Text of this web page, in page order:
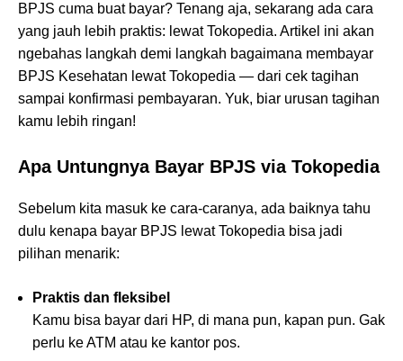
BPJS cuma buat bayar? Tenang aja, sekarang ada cara
yang jauh lebih praktis: lewat Tokopedia. Artikel ini akan
ngebahas langkah demi langkah bagaimana membayar
BPJS Kesehatan lewat Tokopedia — dari cek tagihan
sampai konfirmasi pembayaran. Yuk, biar urusan tagihan
kamu lebih ringan!
Apa Untungnya Bayar BPJS via Tokopedia
Sebelum kita masuk ke cara-caranya, ada baiknya tahu
dulu kenapa bayar BPJS lewat Tokopedia bisa jadi
pilihan menarik:
Praktis dan fleksibel
Kamu bisa bayar dari HP, di mana pun, kapan pun. Gak
perlu ke ATM atau ke kantor pos.